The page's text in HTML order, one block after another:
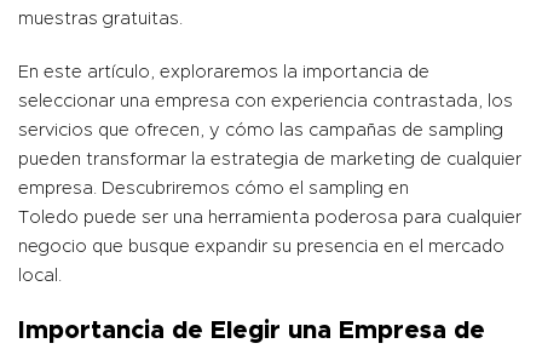
muestras gratuitas.
En este artículo, exploraremos la importancia de
seleccionar una empresa con experiencia contrastada, los
servicios que ofrecen, y cómo las campañas de sampling
pueden transformar la estrategia de marketing de cualquier
empresa. Descubriremos cómo el sampling en
Toledo puede ser una herramienta poderosa para cualquier
negocio que busque expandir su presencia en el mercado
local.
Importancia de Elegir una Empresa de